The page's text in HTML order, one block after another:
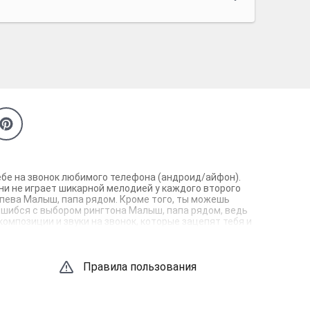
на звонок любимого телефона (андроид/айфон).
не играет шикарной мелодией у каждого второго
Малыш, папа рядом. Кроме того, ты можешь
с выбором рингтона Малыш, папа рядом, ведь
и звуки на звонок, которые зацепят тебя и
Правила пользования